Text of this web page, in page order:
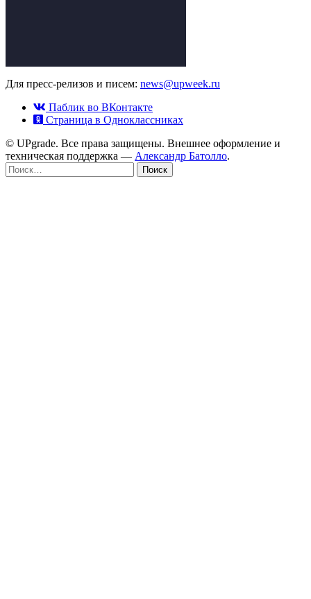
Для пресс-релизов и писем: news@upweek.ru
Паблик во ВКонтакте
Страница в Одноклассниках
© UPgrade. Все права защищены. Внешнее оформление и
техническая поддержка — Александр Батолло.
Найти: